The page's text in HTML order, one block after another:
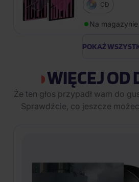
CD
Na magazynie
POKAŻ
WIĘCEJ OD
Że ten głos przypadł wam do
Sprawdźcie, co jeszcze